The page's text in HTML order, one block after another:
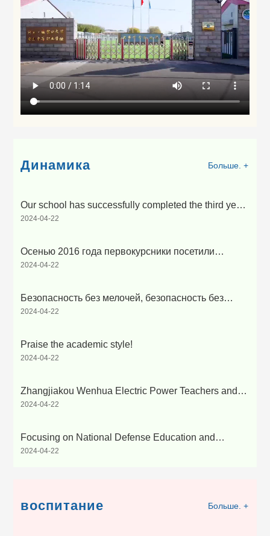
Динамика Больше. +
2024-04-22
Our school has successfully completed the third year
of free tuition and refund for students in the spring of
2024-04-22
Осенью 2016 года первокурсники посетили
церемонию
2024-04-22
Безопасность без мелочей, безопасность без
праздников!
2024-04-22
Praise the academic style!
2024-04-22
Zhangjiakou Wenhua Electric Power Teachers and
Students Visited and Studied Shijiazhuang Institute of
2024-04-22
Focusing on National Defense Education and
Striving to Be a Patriotic Student - Zhangjiakou
воспитание Больше. +